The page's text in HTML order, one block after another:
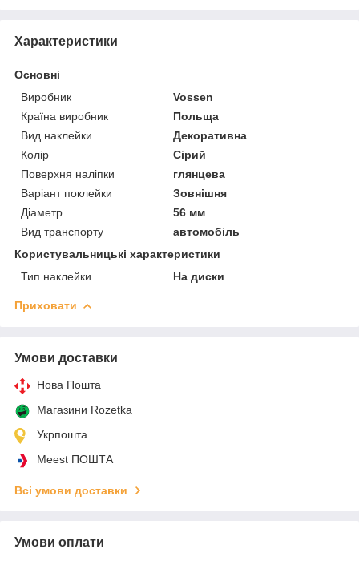
Характеристики
Основні
Виробник
Vossen
Країна виробник
Польща
Вид наклейки
Декоративна
Колір
Сірий
Поверхня наліпки
глянцева
Варіант поклейки
Зовнішня
Діаметр
56 мм
Вид транспорту
автомобіль
Користувальницькі характеристики
Тип наклейки
На диски
Приховати
Умови доставки
Нова Пошта
Магазини Rozetka
Укрпошта
Meest ПОШТА
Всі умови доставки
Умови оплати